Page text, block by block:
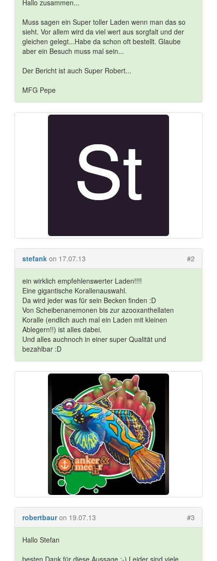
Hallo zusammen...
Muss sagen ein Super toller Laden wenn man das so
sieht. Vor allem wird da viel wert aus sorgfalt und der
gleichen gelegt...Habe da schon oft bestellt. Glaube
aber ein Besuch muss mal sein...
Der Bericht ist auch Super Robert...
MFG Pepe
stefank on 17.07.13 #2
ein wirklich empfehlenswerter Laden!!!!
Eine gigantische Korallenauswahl.
Da wird jeder was für sein Becken finden :D
Von Scheibenanemonen bis zur azooxanthellaten
Koralle (endlich auch mal ein Laden mit kleinen
Ablegern!!) ist alles dabei.
Und alles auchnoch in einer super Qualität und
bezahlbar :D
robertbaur on 19.07.13 #3
Hallo Stefan